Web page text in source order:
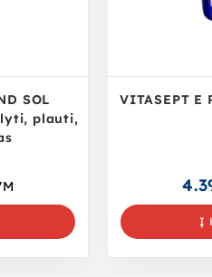
SOL
plauti,
VITASEPT
Į